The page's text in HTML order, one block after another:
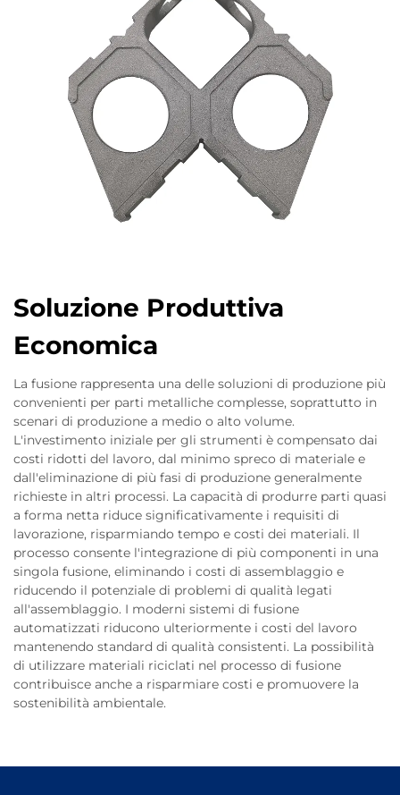
Soluzione Produttiva
Economica
La fusione rappresenta una delle soluzioni di produzione più
convenienti per parti metalliche complesse, soprattutto in
scenari di produzione a medio o alto volume.
L'investimento iniziale per gli strumenti è compensato dai
costi ridotti del lavoro, dal minimo spreco di materiale e
dall'eliminazione di più fasi di produzione generalmente
richieste in altri processi. La capacità di produrre parti quasi
a forma netta riduce significativamente i requisiti di
lavorazione, risparmiando tempo e costi dei materiali. Il
processo consente l'integrazione di più componenti in una
singola fusione, eliminando i costi di assemblaggio e
riducendo il potenziale di problemi di qualità legati
all'assemblaggio. I moderni sistemi di fusione
automatizzati riducono ulteriormente i costi del lavoro
mantenendo standard di qualità consistenti. La possibilità
di utilizzare materiali riciclati nel processo di fusione
contribuisce anche a risparmiare costi e promuovere la
sostenibilità ambientale.